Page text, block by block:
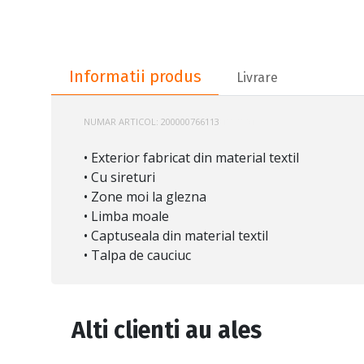
Informatii produs
Livrare
NUMAR ARTICOL: 200000766113
• Exterior fabricat din material textil
• Cu sireturi
• Zone moi la glezna
• Limba moale
• Captuseala din material textil
• Talpa de cauciuc
Alti clienti au ales